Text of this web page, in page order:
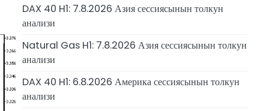
DAX 40 H1: 7.8.2026 Азия сессиясынын толкун
анализи
Natural Gas H1: 7.8.2026 Азия сессиясынын толкун
анализи
DAX 40 H1: 6.8.2026 Америка сессиясынын толкун
анализи